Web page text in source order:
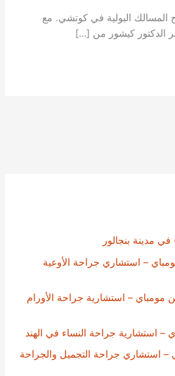
– استشاري جراحة الأوعية
مومباي – استشارية جراحة الأورام
– استشارية جراحة النساء في الهند
– استشاري جراحة التجميل والجراحة
البولية في كوتشي. مع